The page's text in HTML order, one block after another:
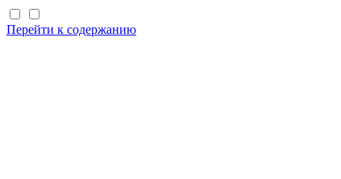
Перейти к содержанию